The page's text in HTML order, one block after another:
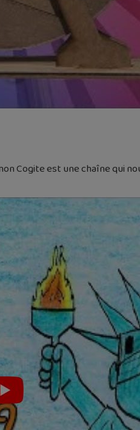
Cogite est une chaîne qui